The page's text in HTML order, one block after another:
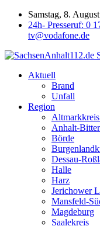
Samstag, 8.
24h- Presseruf: 0
tv@vodafone.de
Aktuell
Brand
Unfall
Region
Anhalt-
Börde
Dessau-
Halle
Harz
Jerichower
Mansfeld-
Magdeburg
Saalekreis